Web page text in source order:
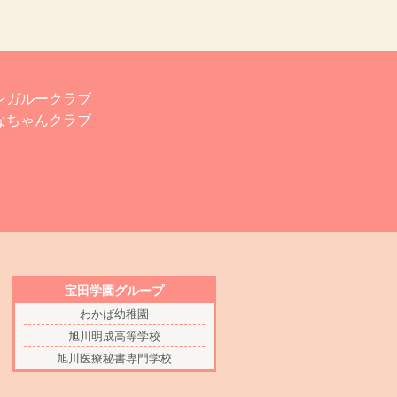
ガルークラブ
ちゃんクラブ
宝田学園グループ
わかば幼稚園
旭川明成高等学校
旭川医療秘書専門学校